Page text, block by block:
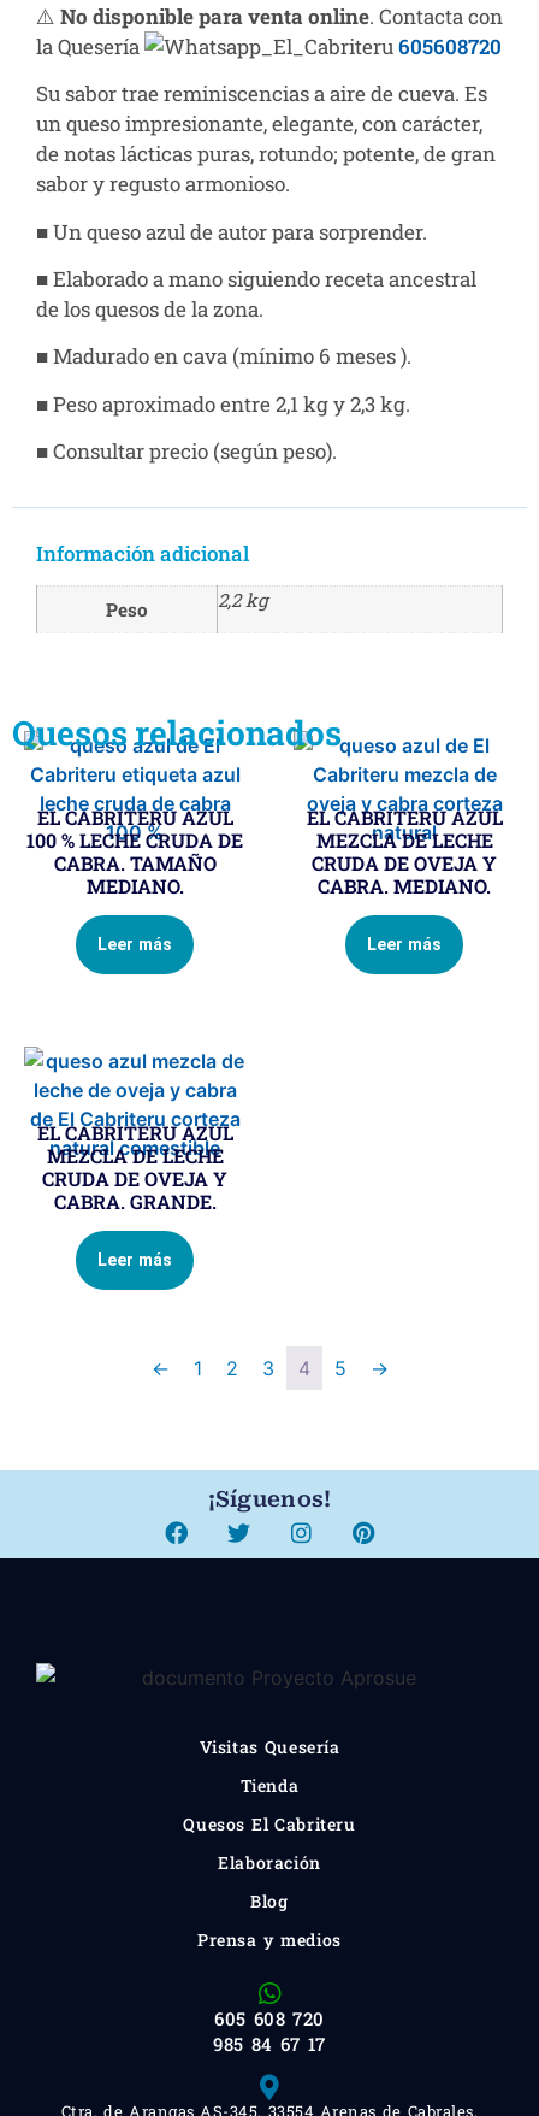
⚠️ No disponible para venta online. Contacta con
la Quesería
605608720
Su sabor trae reminiscencias a aire de cueva. Es
un queso impresionante, elegante, con carácter,
de notas lácticas puras, rotundo; potente, de gran
sabor y regusto armonioso.
■ Un queso azul de autor para sorprender.
■ Elaborado a mano siguiendo receta ancestral
de los quesos de la zona.
■ Madurado en cava (mínimo 6 meses ).
■ Peso aproximado entre 2,1 kg y 2,3 kg.
■ Consultar precio (según peso).
Información adicional
Peso 2,2 kg
Quesos relacionados
EL CABRITERU AZUL
100 % LECHE CRUDA DE
CABRA. TAMAÑO
MEDIANO.
Leer más
EL CABRITERU AZUL
MEZCLA DE LECHE
CRUDA DE OVEJA Y
CABRA. MEDIANO.
Leer más
EL CABRITERU AZUL
MEZCLA DE LECHE
CRUDA DE OVEJA Y
CABRA. GRANDE.
Leer más
← 1 2 3 4 5 →
¡Síguenos!
Visitas Quesería
Tienda
Quesos El Cabriteru
Elaboración
Blog
Prensa y medios
605 608 720
985 84 67 17
Ctra. de Arangas AS-345, 33554 Arenas de Cabrales,